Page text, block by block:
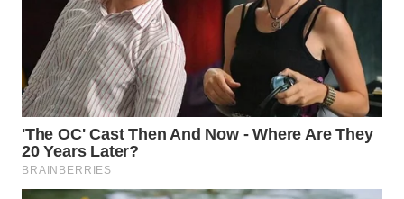
WAHANA
TV
WAHANANEWS
ID
WAHANANEWS
CO ID